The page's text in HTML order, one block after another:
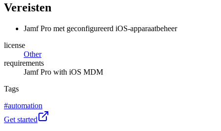
Vereisten
Jamf Pro met geconfigureerd iOS-apparaatbeheer
license
Other
requirements
Jamf Pro with iOS MDM
Tags
#automation
Get started